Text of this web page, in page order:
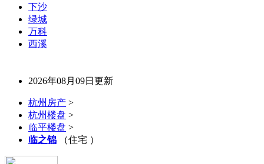
下沙
绿城
万科
西溪
2026年08月09日更新
杭州房产 >
杭州楼盘 >
临平楼盘 >
临之锦 （住宅 ）